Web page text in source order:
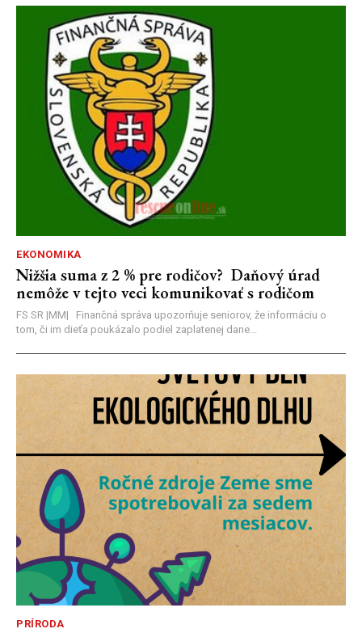
EKONOMIKA
Nižšia suma z 2 % pre rodičov? Daňový úrad
nemôže v tejto veci komunikovať s rodičom
FS SR |MM| Finančná správa upozorňuje seniorov, že informáciu o
tom, či im dieťa poukázalo podiel zaplatenej dane...
PRÍRODA